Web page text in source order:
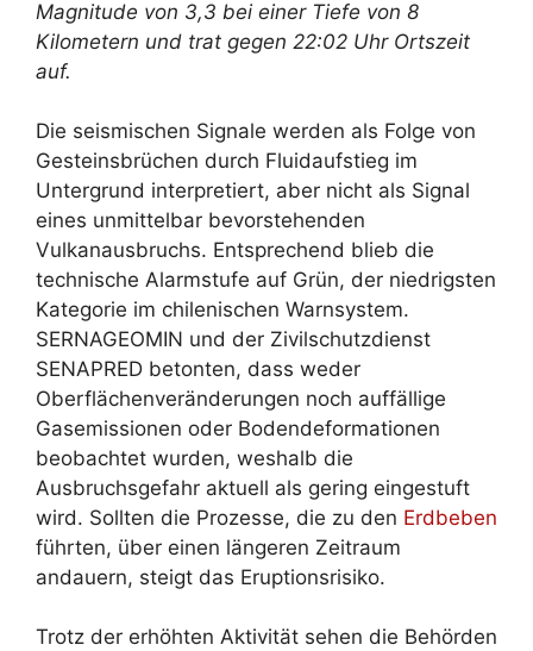
Magnitude von 3,3 bei einer Tiefe von 8
Kilometern und trat gegen 22:02 Uhr Ortszeit
auf.
Die seismischen Signale werden als Folge von
Gesteinsbrüchen durch Fluidaufstieg im
Untergrund interpretiert, aber nicht als Signal
eines unmittelbar bevorstehenden
Vulkanausbruchs. Entsprechend blieb die
technische Alarmstufe auf Grün, der niedrigsten
Kategorie im chilenischen Warnsystem.
SERNAGEOMIN und der Zivilschutzdienst
SENAPRED betonten, dass weder
Oberflächenveränderungen noch auffällige
Gasemissionen oder Bodendeformationen
beobachtet wurden, weshalb die
Ausbruchsgefahr aktuell als gering eingestuft
wird. Sollten die Prozesse, die zu den Erdbeben
führten, über einen längeren Zeitraum
andauern, steigt das Eruptionsrisiko.
Trotz der erhöhten Aktivität sehen die Behörden